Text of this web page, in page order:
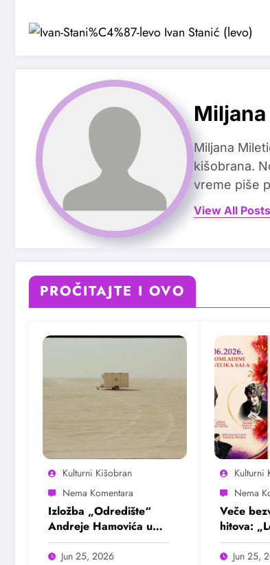
Miljana
kišobrana.
vreme piše
View All Posts
PROČITAJTE I OVO
Kulturni Kišobran
Izložba „Odredište“
Andreje Hamovića u
Bioskopu Balkan
Jun 25, 2026
Kulturni
Veče
hitova:
omladine
Jun 25,